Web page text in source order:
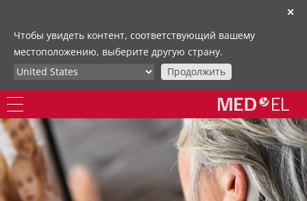
✕
Чтобы увидеть контент, соответствующий вашему
местоположению, выберите другую страну.
Продолжить